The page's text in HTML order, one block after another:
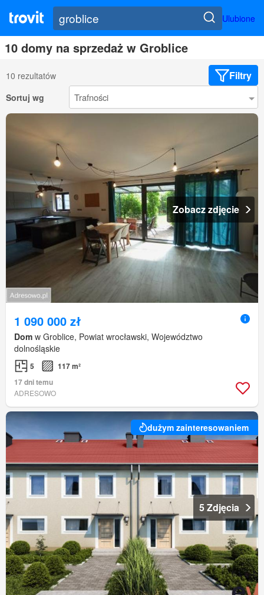
Ulubione
10 domy na sprzedaż w Groblice
10 rezultatów Filtry
Sortuj wg
Zobacz zdjęcie
1 090 000 zł
Dom w Groblice, Powiat wrocławski, Województwo
dolnośląskie
5
117 m²
17 dni temu
ADRESOWO
dużym zainteresowaniem
5 Zdjęcia